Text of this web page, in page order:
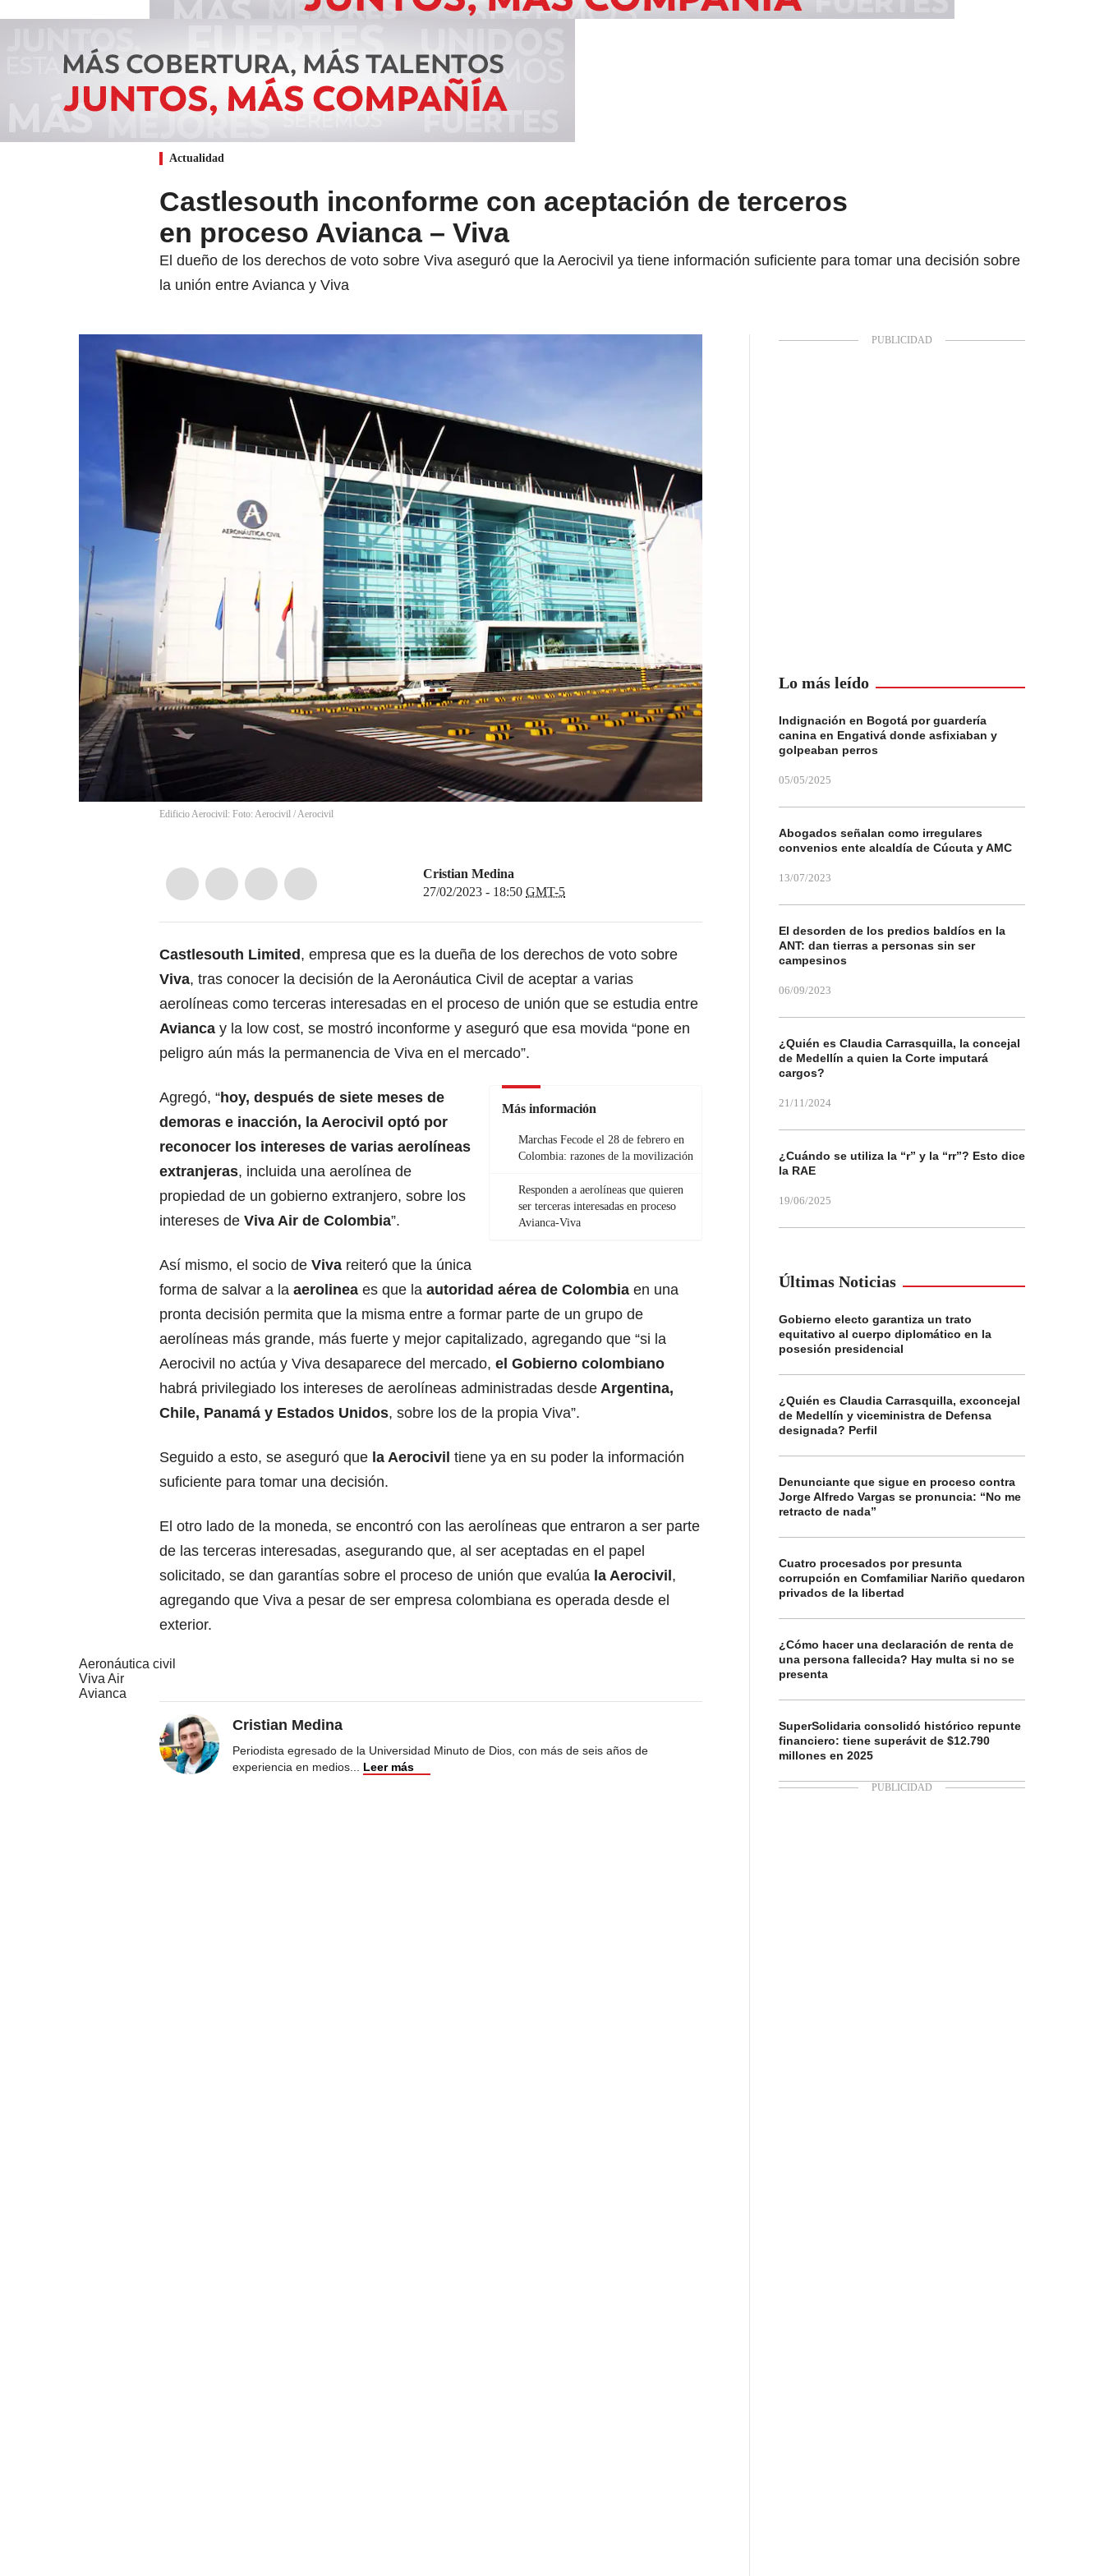
Actualidad
Castlesouth inconforme con aceptación de terceros
en proceso Avianca – Viva
El dueño de los derechos de voto sobre Viva aseguró que la Aerocivil ya tiene información suficiente para tomar una decisión sobre
la unión entre Avianca y Viva
Edificio Aerocivil: Foto: Aerocivil /Aerocivil
Cristian Medina
27/02/2023 - 18:50 GMT-5
Castlesouth Limited , empresa que es la dueña de los derechos de voto sobre
Viva, tras conocer la decisión de la Aeronáutica Civil de aceptar a varias
aerolíneas como terceras interesadas en el proceso de unión que se estudia entre
Avianca y la low cost, se mostró inconforme y aseguró que esa movida “pone en
peligro aún más la permanencia de Viva en el mercado”.
Más información
Marchas Fecode el 28 de febrero en
Colombia: razones de la movilización
Responden a aerolíneas que quieren
ser terceras interesadas en proceso
Avianca-Viva
Agregó, “hoy, después de siete meses de
demoras e inacción, la Aerocivil optó por
reconocer los intereses de varias aerolíneas
extranjeras, incluida una aerolínea de
propiedad de un gobierno extranjero, sobre los
intereses de Viva Air de Colombia”.
Así mismo, el socio de Viva reiteró que la única
forma de salvar a la aerolinea es que la autoridad aérea de Colombia en una
pronta decisión permita que la misma entre a formar parte de un grupo de
aerolíneas más grande, más fuerte y mejor capitalizado, agregando que “si la
Aerocivil no actúa y Viva desaparece del mercado, el Gobierno colombiano
habrá privilegiado los intereses de aerolíneas administradas desde Argentina,
Chile, Panamá y Estados Unidos, sobre los de la propia Viva”.
Seguido a esto, se aseguró que la Aerocivil tiene ya en su poder la información
suficiente para tomar una decisión.
El otro lado de la moneda, se encontró con las aerolíneas que entraron a ser parte
de las terceras interesadas, asegurando que, al ser aceptadas en el papel
solicitado, se dan garantías sobre el proceso de unión que evalúa la Aerocivil ,
agregando que Viva a pesar de ser empresa colombiana es operada desde el
exterior.
Aeronáutica civil
Viva Air
Avianca
Cristian Medina
Periodista egresado de la Universidad Minuto de Dios, con más de seis años de
experiencia en medios... Leer más
Lo más leído
Indignación en Bogotá por guardería
canina en Engativá donde asfixiaban y
golpeaban perros
05/05/2025
Abogados señalan como irregulares
convenios ente alcaldía de Cúcuta y AMC
13/07/2023
El desorden de los predios baldíos en la
ANT: dan tierras a personas sin ser
campesinos
06/09/2023
¿Quién es Claudia Carrasquilla, la concejal
de Medellín a quien la Corte imputará
cargos?
21/11/2024
¿Cuándo se utiliza la “r” y la “rr”? Esto dice
la RAE
19/06/2025
Últimas Noticias
Gobierno electo garantiza un trato
equitativo al cuerpo diplomático en la
posesión presidencial
¿Quién es Claudia Carrasquilla, exconcejal
de Medellín y viceministra de Defensa
designada? Perfil
Denunciante que sigue en proceso contra
Jorge Alfredo Vargas se pronuncia: “No me
retracto de nada”
Cuatro procesados por presunta
corrupción en Comfamiliar Nariño quedaron
privados de la libertad
¿Cómo hacer una declaración de renta de
una persona fallecida? Hay multa si no se
presenta
SuperSolidaria consolidó histórico repunte
financiero: tiene superávit de $12.790
millones en 2025